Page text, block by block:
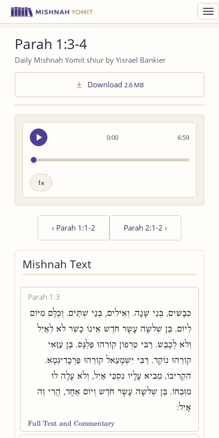
Parah 1:3-4
Daily Mishnah Yomit shiur by Yisrael Bankier
Download 2.6 MB
0:00
Seek
audio
6:59
Playback
‹ Parah 1:1-2 Parah 2:1-2 ›
Mishnah Text
Parah 1:3
כְּבָשִׂים, בְּנֵי שָׁנָה. וְאֵילִים, בְּנֵי שְׁתַּיִם. וְכֻלָּם מִיּוֹם
לְיוֹם. בֶּן שְׁלשָׁה עָשָׂר חֹדֶשׁ אֵינוֹ כָשֵׁר לֹא לְאַיִל
וְלֹא לְכֶבֶשׂ. רַבִּי טַרְפוֹן קוֹרֵהוּ פַּלְגָּס. בֶּן עַזַּאי
קוֹרֵהוּ נוֹקֵד. רַבִּי יִשְׁמָעֵאל קוֹרֵהוּ פַּרְכָדִיגְמָא.
הִקְרִיבוֹ, מֵבִיא עָלָיו נִסְכֵּי אַיִל, וְלֹא עָלָה לוֹ
מִזִּבְחוֹ. בֶּן שְׁלשָׁה עָשָׂר חֹדֶשׁ וְיוֹם אֶחָד, הֲרֵי זֶה
אָיִל:
Full Text and Commentary